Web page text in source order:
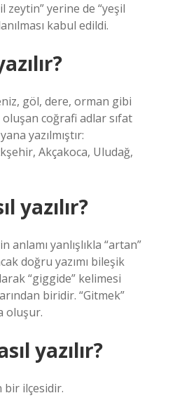
zeytin” yerine de “yeşil
kabul edildi.
göl, dere, orman gibi
coğrafi adlar sıfat
yazılmıştır:
Akçakoca, Uludağ,
yazılır?
anlamı yanlışlıkla “artan”
doğru yazımı bileşik
“giggide” kelimesi
biridir. “Gitmek”
oluşur.
yazılır?
bir ilçesidir.